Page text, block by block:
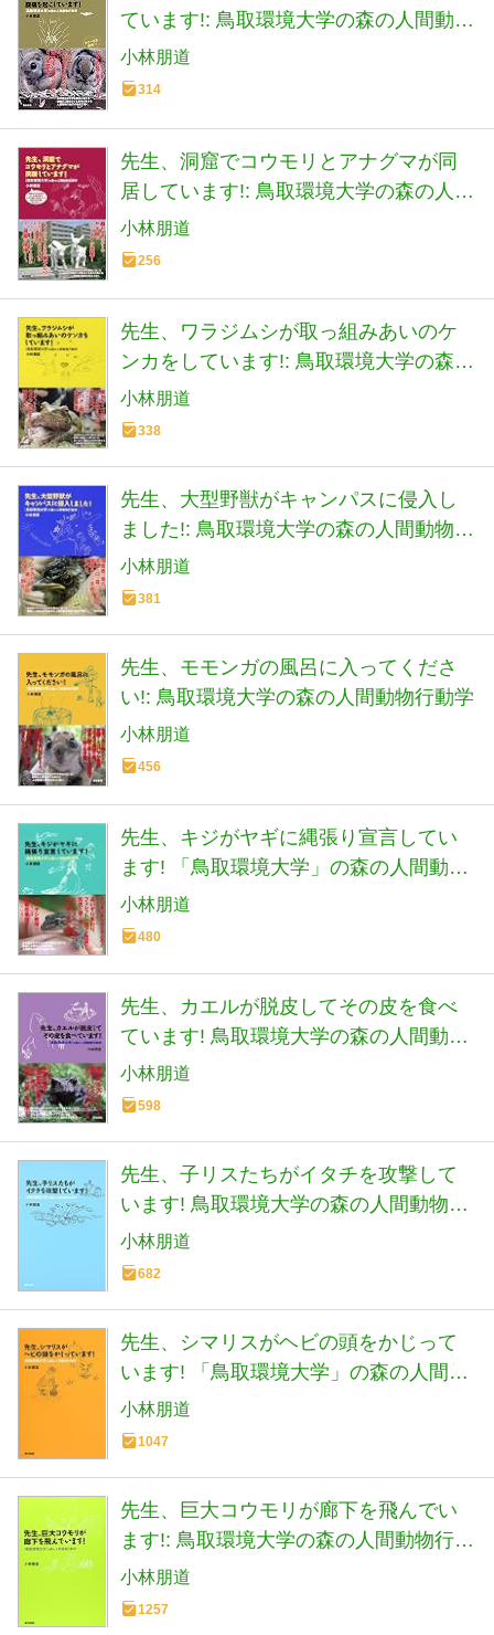
ています!: 鳥取環境大学の森の人間動物
行動学
小林朋道
314
先生、洞窟でコウモリとアナグマが同
居しています!: 鳥取環境大学の森の人間
動物行動学
小林朋道
256
先生、ワラジムシが取っ組みあいのケ
ンカをしています!: 鳥取環境大学の森の
人間動物行動学
小林朋道
338
先生、大型野獣がキャンパスに侵入し
ました!: 鳥取環境大学の森の人間動物行
動学
小林朋道
381
先生、モモンガの風呂に入ってくださ
い!: 鳥取環境大学の森の人間動物行動学
小林朋道
456
先生、キジがヤギに縄張り宣言してい
ます! 「鳥取環境大学」の森の人間動物
行動学
小林朋道
480
先生、カエルが脱皮してその皮を食べ
ています! 鳥取環境大学の森の人間動物
行動学
小林朋道
598
先生、子リスたちがイタチを攻撃して
います! 鳥取環境大学の森の人間動物行
動学
小林朋道
682
先生、シマリスがヘビの頭をかじって
います! 「鳥取環境大学」の森の人間動
物行動学
小林朋道
1047
先生、巨大コウモリが廊下を飛んでい
ます!: 鳥取環境大学の森の人間動物行動
学
小林朋道
1257